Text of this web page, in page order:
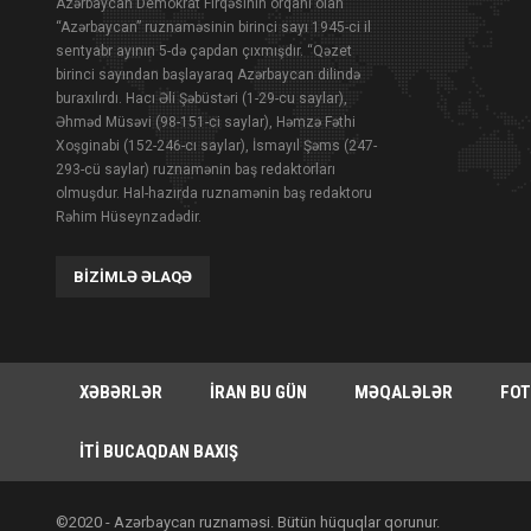
“Azərbaycan” ruznaməsinin birinci sayı 1945-ci il
sentyabr ayının 5-də çapdan çıxmışdır. “Qəzet
birinci sayından başlayaraq Azərbaycan dilində
buraxılırdı. Hacı Əli Şəbüstəri (1-29-cu saylar),
Əhməd Müsəvi (98-151-ci saylar), Həmzə Fəthi
Xoşginabi (152-246-cı saylar), İsmayıl Şəms (247-
293-cü saylar) ruznamənin baş redaktorları
olmuşdur. Hal-hazırda ruznamənin baş redaktoru
Rəhim Hüseynzadədir.
BIZIMLƏ ƏLAQƏ
XƏBƏRLƏR İRAN BU GÜN MƏQALƏLƏR
İTI BUCAQDAN BAXIŞ
©2020 - Azərbaycan ruznaməsi. Bütün hüquqlar qorunur.